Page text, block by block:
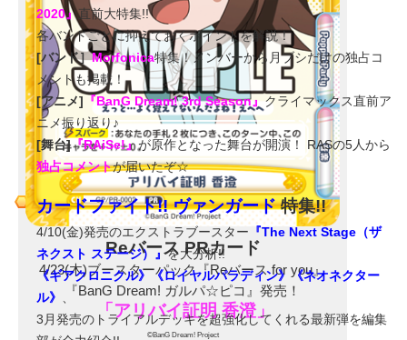
Reバース PRカード
4/23(木)ブースターパック『Reバース for you』
『BanG Dream! ガルパ☆ピコ』発売！
「アリバイ証明 香澄」
©BanG Dream! Project
2020』直前大特集!!
各バンドごとに抑えておくポイントを解説！
[バンド］Morfonica特集！メンバーから月ブシだけの独占コ
メントも掲載！
[アニメ] 『BanG Dream! 3rd Season』 クライマックス直前ア
ニメ振り返り♪
[舞台]『RAiSe!』が原作となった舞台が開演！ RASの5人から
独占コメントが届いたぞ☆
カードファイト!! ヴァンガード特集!!
4/10(金)発売のエクストラブースター 『The Next Stage（ザ
ネクスト ステージ）』を大分析!!
《ギアクロニクル》《ロイヤルパラディン》《ネオネクター
ル》
、
3月発売のトライアルデッキを超強化してくれる最新弾を編集